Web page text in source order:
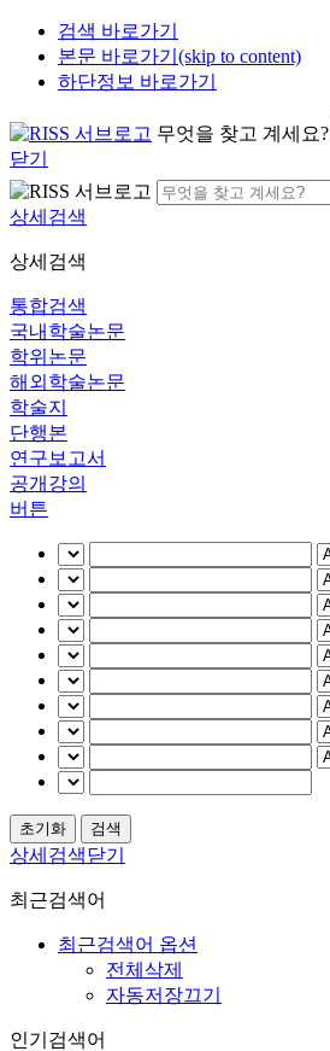
검색 바로가기
본문 바로가기(skip to content)
하단정보 바로가기
무엇을 찾고 계세요?
닫기
상세검색
상세검색
통합검색
국내학술논문
학위논문
해외학술논문
학술지
단행본
연구보고서
공개강의
버튼
상세검색닫기
최근검색어
최근검색어 옵션
전체삭제
자동저장끄기
인기검색어